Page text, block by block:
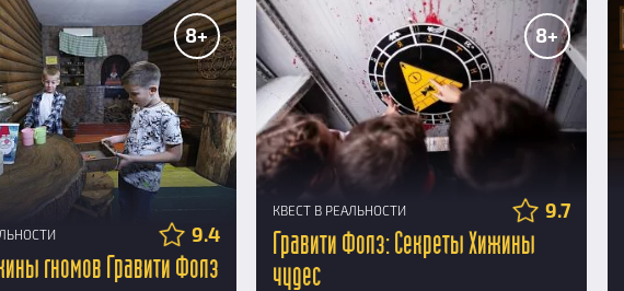
8+
9.4
гномов Гравити Фолз
8+
КВЕСТ В РЕАЛЬНОСТИ 9.7
Гравити Фолз: Секреты Хижины
чудес